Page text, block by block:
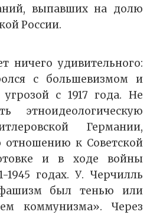
выпавших на долю
России.
ничего удивительного:
с большевизмом и
с 1917 года. Не
этноидеологическую
Германии,
к Советской
и в ходе войны
1945 годах. У. Черчилль
был тенью или
коммунизма». Через